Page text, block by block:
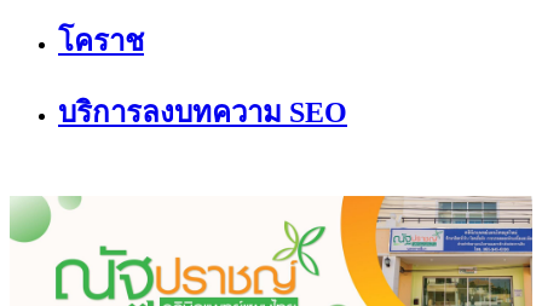
โคราช
บริการลงบทความ SEO